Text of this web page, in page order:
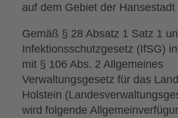
auf dem Gebiet der Hansestadt
Gemäß § 28 Absatz 1 Satz 1
Infektionsschutzgesetz (IfSG)
mit § 106 Abs. 2 Allgemeines
Verwaltungsgesetz für das
Holstein
wird folgende